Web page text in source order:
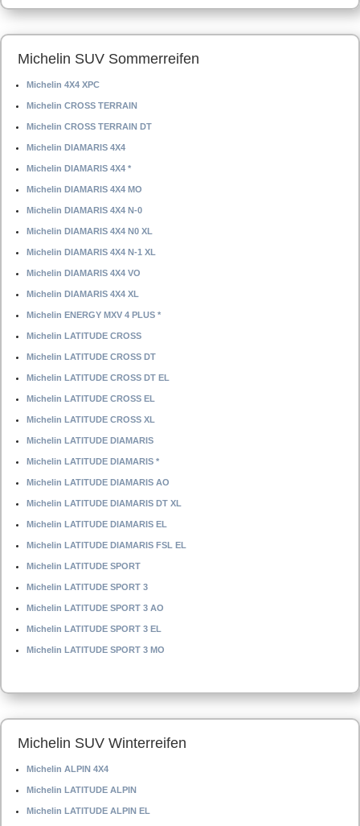
Michelin SUV Sommerreifen
Michelin 4X4 XPC
Michelin CROSS TERRAIN
Michelin CROSS TERRAIN DT
Michelin DIAMARIS 4X4
Michelin DIAMARIS 4X4 *
Michelin DIAMARIS 4X4 MO
Michelin DIAMARIS 4X4 N-0
Michelin DIAMARIS 4X4 N0 XL
Michelin DIAMARIS 4X4 N-1 XL
Michelin DIAMARIS 4X4 VO
Michelin DIAMARIS 4X4 XL
Michelin ENERGY MXV 4 PLUS *
Michelin LATITUDE CROSS
Michelin LATITUDE CROSS DT
Michelin LATITUDE CROSS DT EL
Michelin LATITUDE CROSS EL
Michelin LATITUDE CROSS XL
Michelin LATITUDE DIAMARIS
Michelin LATITUDE DIAMARIS *
Michelin LATITUDE DIAMARIS AO
Michelin LATITUDE DIAMARIS DT XL
Michelin LATITUDE DIAMARIS EL
Michelin LATITUDE DIAMARIS FSL EL
Michelin LATITUDE SPORT
Michelin LATITUDE SPORT 3
Michelin LATITUDE SPORT 3 AO
Michelin LATITUDE SPORT 3 EL
Michelin LATITUDE SPORT 3 MO
Michelin SUV Winterreifen
Michelin ALPIN 4X4
Michelin LATITUDE ALPIN
Michelin LATITUDE ALPIN EL